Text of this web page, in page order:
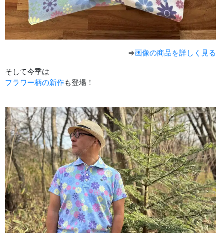
⇒画像の商品を詳しく見る
そして今季は
フラワー柄の新作も登場！